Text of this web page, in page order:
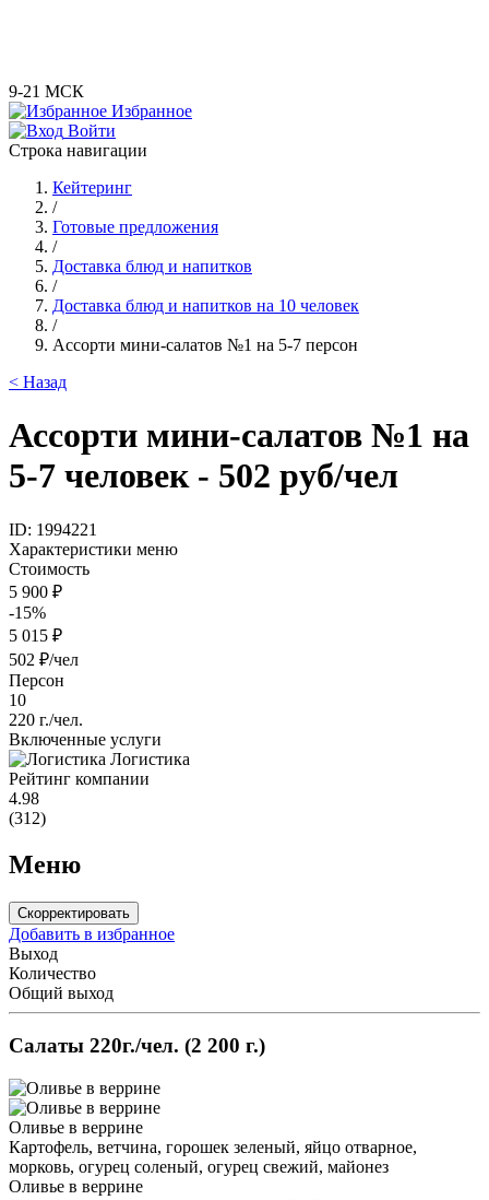
9-21 МСК
Избранное
Войти
Строка навигации
Кейтеринг
/
Готовые предложения
/
Доставка блюд и напитков
/
Доставка блюд и напитков на 10 человек
/
Ассорти мини-салатов №1 на 5-7 персон
< Назад
Ассорти мини-салатов №1 на
5-7 человек - 502 руб/чел
ID: 1994221
Характеристики меню
Стоимость
5 900 ₽
-15%
5 015 ₽
502 ₽/чел
Персон
10
220 г./чел.
Включенные услуги
Логистика
Рейтинг компании
4.98
(312)
Меню
Скорректировать
Добавить в избранное
Выход
Количество
Общий выход
Салаты 220г./чел. (2 200 г.)
Оливье в веррине
Картофель, ветчина, горошек зеленый, яйцо отварное,
морковь, огурец соленый, огурец свежий, майонез
Оливье в веррине